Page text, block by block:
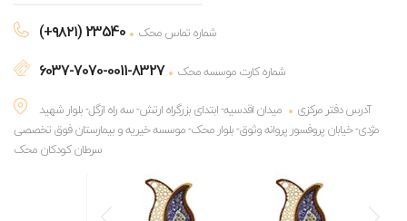
(+۹۸۲۱) 23540 شماره تماس محک
6037-7070-0011-8327
شماره کارت موسسه محک
آدرس دفتر مرکزی
میدان اقدسیه- ابتدای بزرگراه ارتش- سه راه ازگل- بلوار شهید
مژدی- خیابان پروفسور پروانه وثوق- بلوار محک- موسسه خیریه و بیمارستان فوق تخصصی
سرطان کودکان محک